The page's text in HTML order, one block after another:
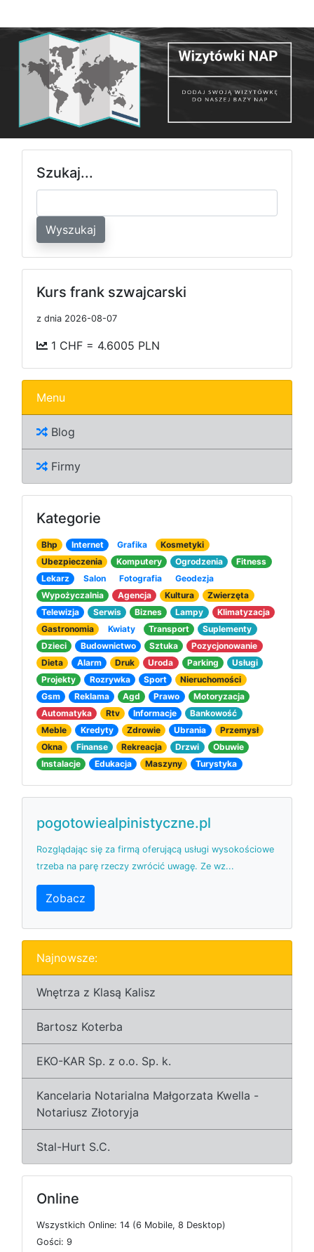
Szukaj...
Wyszukaj
Kurs frank szwajcarski
z dnia 2026-08-07
1 CHF = 4.6005 PLN
Menu
Blog
Firmy
Kategorie
Bhp Internet Grafika
Kosmetyki
Ubezpieczenia
Komputery Ogrodzenia
Fitness
Lekarz
Salon Fotografia
Geodezja
Wypożyczalnia
Agencja Kultura
Zwierzęta
Telewizja
Serwis Biznes Lampy
Klimatyzacja
Gastronomia
Kwiaty Transport
Suplementy
Dzieci
Budownictwo Sztuka
Pozycjonowanie
Dieta
Alarm Druk Uroda Parking
Usługi
Projekty
Rozrywka Sport
Nieruchomości
Gsm
Reklama Agd Prawo
Motoryzacja
Automatyka
Rtv Informacje
Bankowość
Meble
Kredyty Zdrowie Ubrania
Przemysł
Okna
Finanse Rekreacja Drzwi
Obuwie
Instalacje
Edukacja Maszyny Turystyka
pogotowiealpinistyczne.pl
Rozglądając się za firmą oferującą usługi wysokościowe
trzeba na parę rzeczy zwrócić uwagę. Ze wz...
Zobacz
Najnowsze:
Wnętrza z Klasą Kalisz
Bartosz Koterba
EKO-KAR Sp. z o.o. Sp. k.
Kancelaria Notarialna Małgorzata Kwella -
Notariusz Złotoryja
Stal-Hurt S.C.
Online
Wszystkich Online: 14 (6 Mobile, 8 Desktop)
Gości: 9